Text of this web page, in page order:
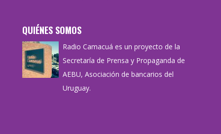
QUIÉNES SOMOS
Radio Camacuá es un proyecto de la
Secretaría de Prensa y Propaganda de
AEBU, Asociación de bancarios del
Uruguay.